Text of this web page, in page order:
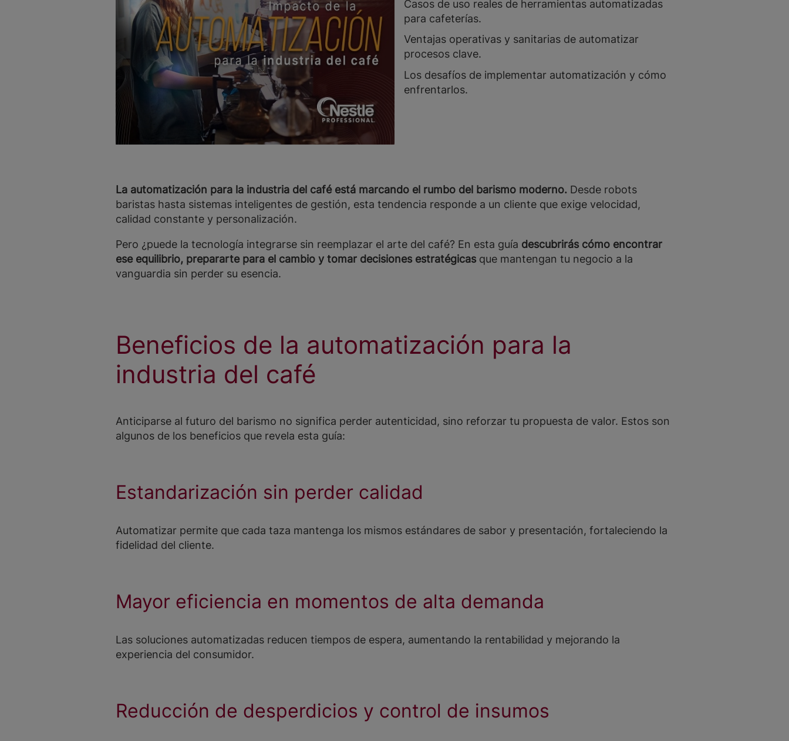
Casos de uso reales de herramientas automatizadas
para cafeterías.
Ventajas operativas y sanitarias de automatizar
procesos clave.
Los desafíos de implementar automatización y cómo
enfrentarlos.
La automatización para la industria del café está marcando el rumbo del barismo moderno. Desde robots
baristas hasta sistemas inteligentes de gestión, esta tendencia responde a un cliente que exige velocidad,
calidad constante y personalización.
Pero ¿puede la tecnología integrarse sin reemplazar el arte del café? En esta guía descubrirás cómo encontrar
ese equilibrio, prepararte para el cambio y tomar decisiones estratégicas que mantengan tu negocio a la
vanguardia sin perder su esencia.
Beneficios de la automatización para la
industria del café
Anticiparse al futuro del barismo no significa perder autenticidad, sino reforzar tu propuesta de valor. Estos son
algunos de los beneficios que revela esta guía:
Estandarización sin perder calidad
Automatizar permite que cada taza mantenga los mismos estándares de sabor y presentación, fortaleciendo la
fidelidad del cliente.
Mayor eficiencia en momentos de alta demanda
Las soluciones automatizadas reducen tiempos de espera, aumentando la rentabilidad y mejorando la
experiencia del consumidor.
Reducción de desperdicios y control de insumos